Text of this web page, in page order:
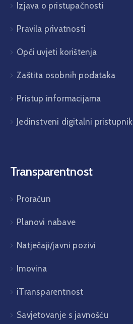
Izjava o pristupačnosti
Pravila privatnosti
Opći uvjeti korištenja
Zaštita osobnih podataka
Pristup informacijama
Jedinstveni digitalni pristupnik
Transparentnost
Proračun
Planovi nabave
Natječaji/javni pozivi
Imovina
iTransparentnost
Savjetovanje s javnošću